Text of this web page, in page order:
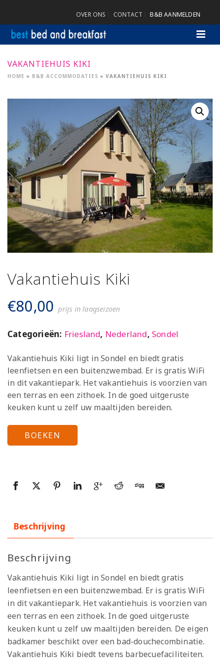
OVER ONS CONTACT B&B AANMELDEN
VAKANTIEHUIS KIKI
HOME » B&B ACCOMMODATIES » VAKANTIEHUIS KIKI
Vakantiehuis Kiki
€80,00 prijs in laagseizoen
Categorieën: Friesland, Nederland, Sondel
Vakantiehuis Kiki ligt in Sondel en biedt gratis
leenfietsen en een buitenzwembad. Er is gratis WiFi
in dit vakantiepark. Het vakantiehuis is voorzien van
een terras en een zithoek. In de goed uitgeruste
keuken kunt u zelf uw maaltijden bereiden.
BOEKEN
Beschrijving
Beschrijving
Vakantiehuis Kiki ligt in Sondel en biedt gratis
leenfietsen en een buitenzwembad. Er is gratis WiFi
in dit vakantiepark. Het vakantiehuis is voorzien van
een terras en een zithoek. In de goed uitgeruste
keuken kunt u zelf uw maaltijden bereiden. De eigen
badkamer beschikt over een bad-douchecombinatie.
Vakantiehuis Kiki biedt tevens barbecuefaciliteiten.